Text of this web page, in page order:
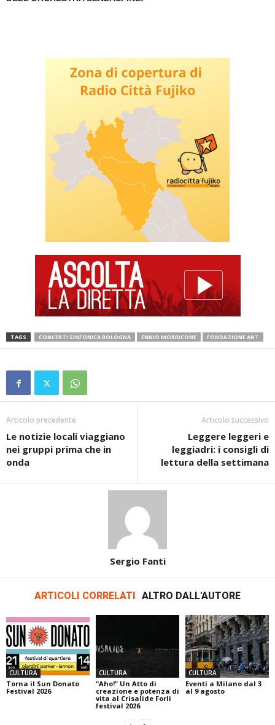
TAGS CONCERTI SINFONICA BOLOGNA ENNIO MORRICONE FONDAZIONE ANT
Articolo precedente
Le notizie locali viaggiano
nei gruppi prima che in
onda
Articolo successivo
Leggere leggeri e
leggiadri: i consigli di
lettura della settimana
Sergio Fanti
ARTICOLI CORRELATI ALTRO DALL'AUTORE
CULTURA
Torna il Sun Donato
Festival 2026
CULTURA
“Aho!” Un Atto di
creazione e potenza di
vita al Crisalide Forlì
festival 2026
CULTURA
Eventi a Milano dal 3
al 9 agosto